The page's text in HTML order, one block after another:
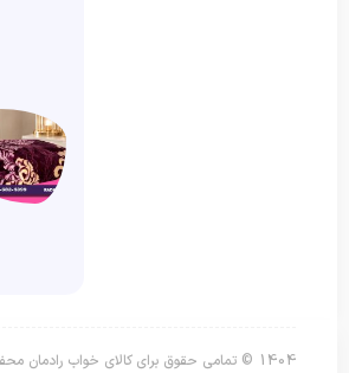
1404 © تمامی حقوق برای کالای خواب رادمان